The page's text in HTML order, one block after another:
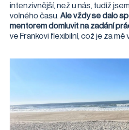
intenzivnější, než u nás, tudíž
volného času. Ale vždy se dalo
mentorem domluvit na zadání
ve Frankovi flexibilní, což je za mě